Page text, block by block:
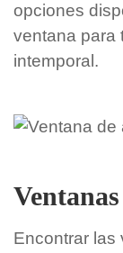
opciones
ventana para
intemporal.
Encontrar las